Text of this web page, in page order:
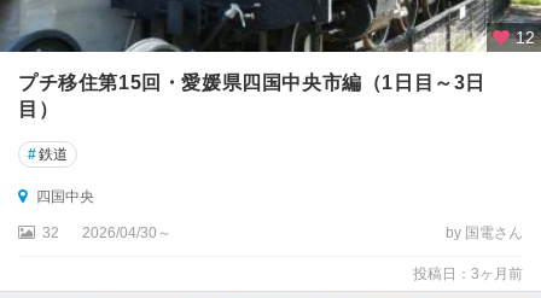
12
プチ移住第15回・愛媛県四国中央市編（1日目～3日
目）
#鉄道
四国中央
32 2026/04/30～ by 国電さん
投稿日：3ヶ月前